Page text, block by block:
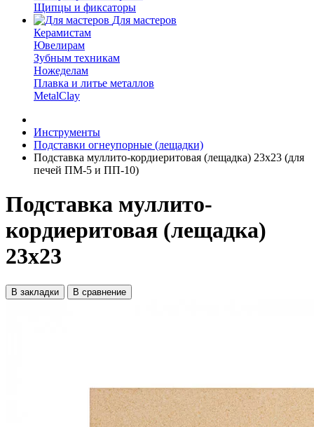
Щипцы и фиксаторы
Для мастеров
Керамистам
Ювелирам
Зубным техникам
Ножеделам
Плавка и литье металлов
MetalClay
Инструменты
Подставки огнеупорные (лещадки)
Подставка муллито-кордиеритовая (лещадка) 23х23 (для
печей ПМ-5 и ПП-10)
Подставка муллито-
кордиеритовая (лещадка)
23х23
В закладки В сравнение